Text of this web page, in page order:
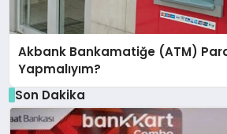
Akbank Bankamatiğe (ATM)
Yapmalıyım?
Son Dakika